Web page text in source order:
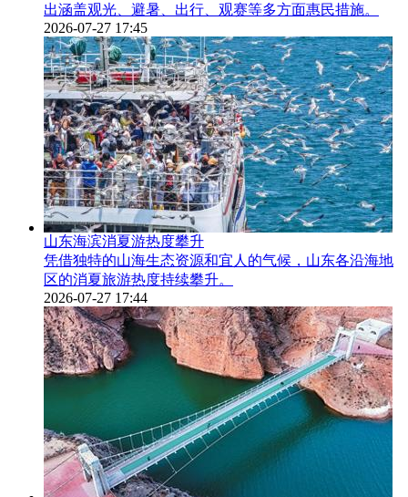
出涵盖观光、避暑、出行、观赛等多方面惠民措施。
2026-07-27 17:45
山东海滨消夏游热度攀升
凭借独特的山海生态资源和宜人的气候，山东各沿海地
区的消夏旅游热度持续攀升。
2026-07-27 17:44